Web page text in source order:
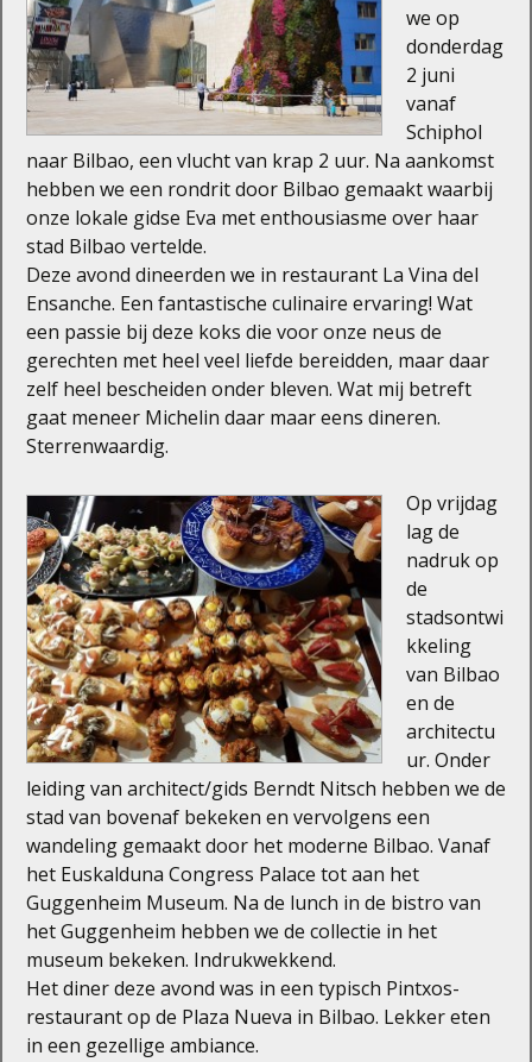
we op
donderdag
2 juni
vanaf
Schiphol
naar Bilbao, een vlucht van krap 2 uur. Na aankomst
hebben we een rondrit door Bilbao gemaakt waarbij
onze lokale gidse Eva met enthousiasme over haar
stad Bilbao vertelde.
Deze avond dineerden we in restaurant La Vina del
Ensanche. Een fantastische culinaire ervaring! Wat
een passie bij deze koks die voor onze neus de
gerechten met heel veel liefde bereidden, maar daar
zelf heel bescheiden onder bleven. Wat mij betreft
gaat meneer Michelin daar maar eens dineren.
Sterrenwaardig.
Op vrijdag
lag de
nadruk op
de
stadsontwi
kkeling
van Bilbao
en de
architectu
ur. Onder
leiding van architect/gids Berndt Nitsch hebben we de
stad van bovenaf bekeken en vervolgens een
wandeling gemaakt door het moderne Bilbao. Vanaf
het Euskalduna Congress Palace tot aan het
Guggenheim Museum. Na de lunch in de bistro van
het Guggenheim hebben we de collectie in het
museum bekeken. Indrukwekkend.
Het diner deze avond was in een typisch Pintxos-
restaurant op de Plaza Nueva in Bilbao. Lekker eten
in een gezellige ambiance.